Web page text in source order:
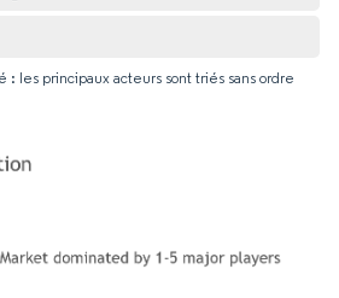
: les principaux acteurs sont triés sans ordre